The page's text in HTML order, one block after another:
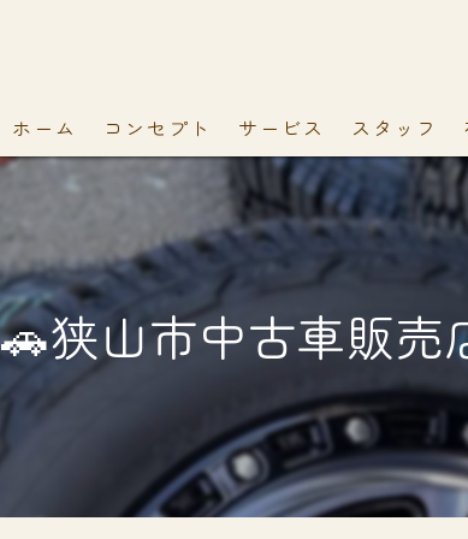
ホーム コンセプト サービス スタッフ
🚗狭山市中古車販売